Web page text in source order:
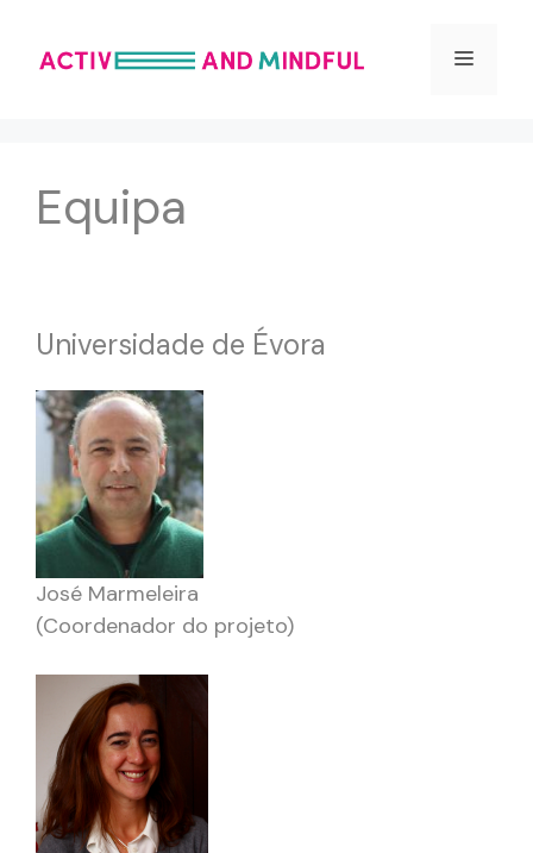
Menu
Equipa
Universidade de Évora
José Marmeleira
(Coordenador do projeto)